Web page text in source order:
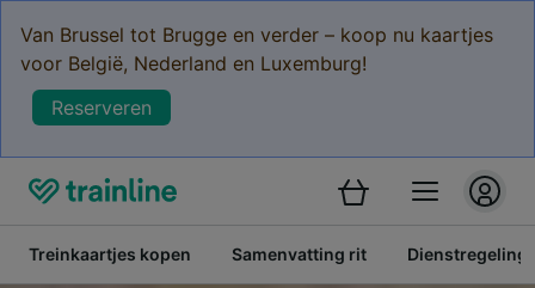
Van Brussel tot Brugge en verder – koop nu kaartjes
voor België, Nederland en Luxemburg!
Reserveren
Treinkaartjes kopen Samenvatting rit Dienstregeling